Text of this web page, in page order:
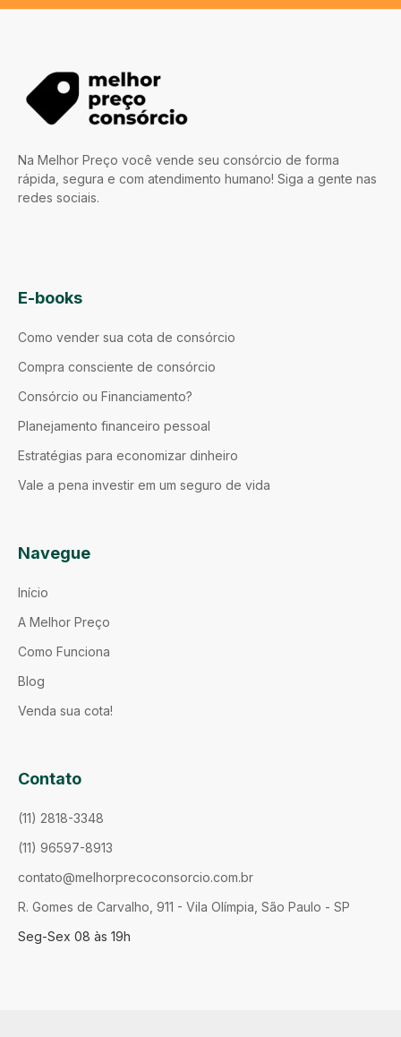
Na Melhor Preço você vende seu consórcio de forma
rápida, segura e com atendimento humano! Siga a gente nas
redes sociais.
E-books
Como vender sua cota de consórcio
Compra consciente de consórcio
Consórcio ou Financiamento?
Planejamento financeiro pessoal
Estratégias para economizar dinheiro
Vale a pena investir em um seguro de vida
Navegue
Início
A Melhor Preço
Como Funciona
Blog
Venda sua cota!
Contato
(11) 2818-3348
(11) 96597-8913
contato@melhorprecoconsorcio.com.br
R. Gomes de Carvalho, 911 - Vila Olímpia, São Paulo - SP
Seg-Sex 08 às 19h